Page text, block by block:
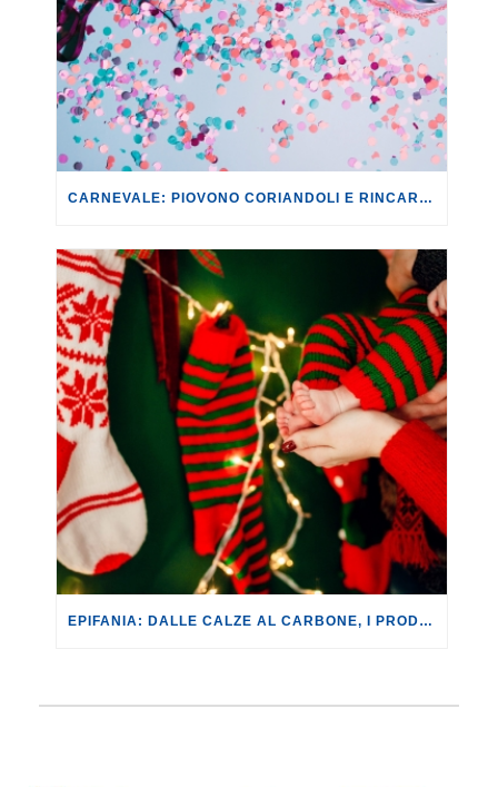
CARNEVALE: PIOVONO CORIANDOLI E RINCARI. I COSTI DI MASCHERE, TRUCCHI E DOLCI AUMENTANO MEDIAMENTE DEL +6% RISPETTO AL 2025.
EPIFANIA: DALLE CALZE AL CARBONE, I PRODOTTI TIPICI AUMENTANO MEDIAMENTE DEL 7%.